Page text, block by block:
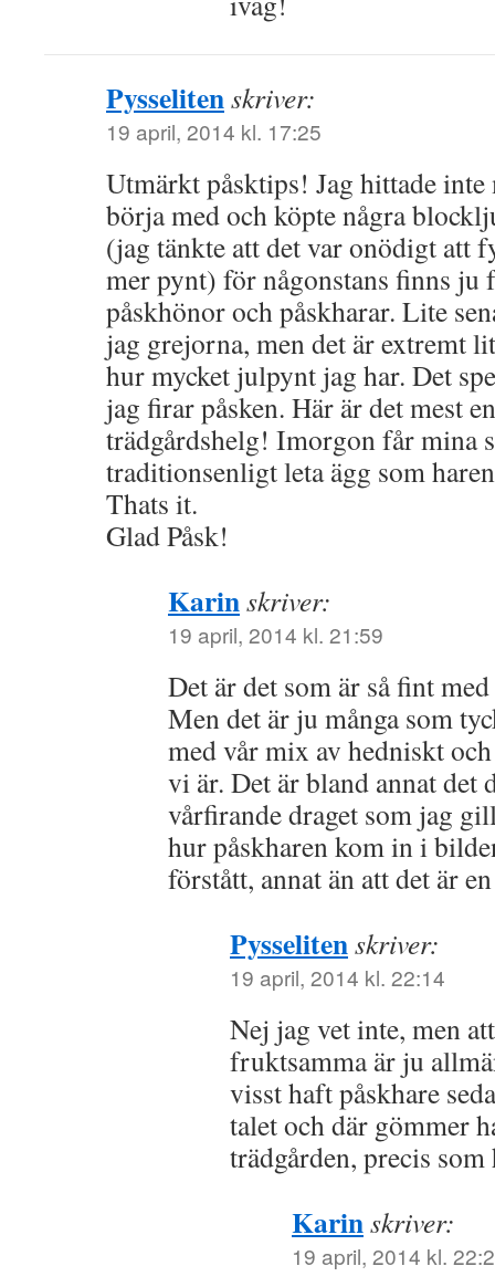
Pysselitenskriver:
19 april, 2014 kl. 17:25
Utmärkt påsktips! Jag hittade
börja med och köpte några
(jag tänkte att det var onödigt att
mer pynt) för någonstans finns ju
påskhönor och påskharar. Lite
jag grejorna, men det är extremt
hur mycket julpynt jag har. Det
jag firar påsken. Här är det mest
trädgårdshelg! Imorgon får mina
traditionsenligt leta ägg som
Thats it.
Glad Påsk!
Karinskriver:
19 april, 2014 kl. 21:59
Det är det som är så fint
Men det är ju många som
med vår mix av hedniskt
vi är. Det är bland annat det
vårfirande draget som jag
hur påskharen kom in i
förstått, annat än att det är
Pysselitenskriver:
19 april, 2014 kl. 22:14
Nej jag vet inte, men
fruktsamma är ju
visst haft påskhare
talet och där gömmer
trädgården, precis
Karinskriver:
19 april, 2014 kl.